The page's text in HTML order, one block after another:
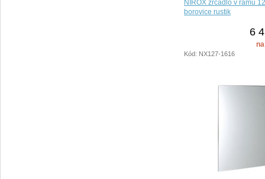
NIROX zrcadlo v rámu
borovice rustik
6
Kód: NX127-1616